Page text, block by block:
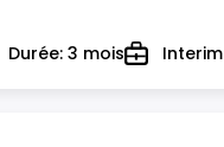
Durée: 3 moisTypeInterim